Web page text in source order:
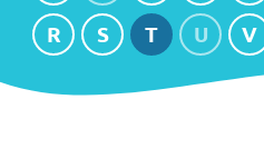
R
S T U V